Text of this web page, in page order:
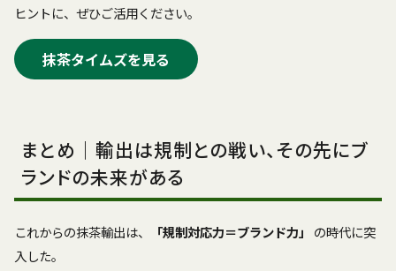
ヒントに、ぜひご活用ください。
抹茶タイムズを見る
まとめ｜輸出は規制との戦い、その先にブ
ランドの未来がある
これからの抹茶輸出は、 「規制対応力＝ブランド力」
の時代に突
入した。